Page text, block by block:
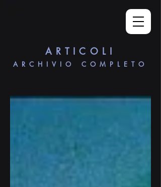
ARTICOLI
ARCHIVIO COMPLETO